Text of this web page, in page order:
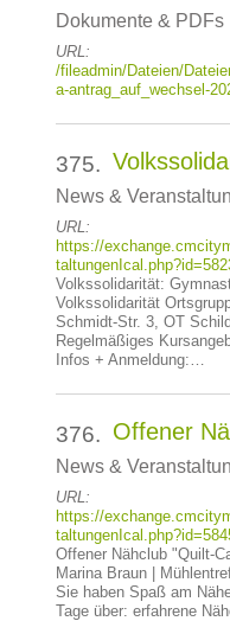
Dokumente & PDFs
URL:
/fileadmin/Dateien/
a-antrag_auf_wechsel-
375.
News &
URL:
https://
Volkssolidarität:
Volkssolidarität
Schmidt-Str. 3, OT
Regelmäßiges
Infos + Anmeldung:…
376. Offener
News &
URL:
https://
Offener Nähclub "Quilt-
Marina Braun |
Sie haben Spaß am
Tage über: erfahrene